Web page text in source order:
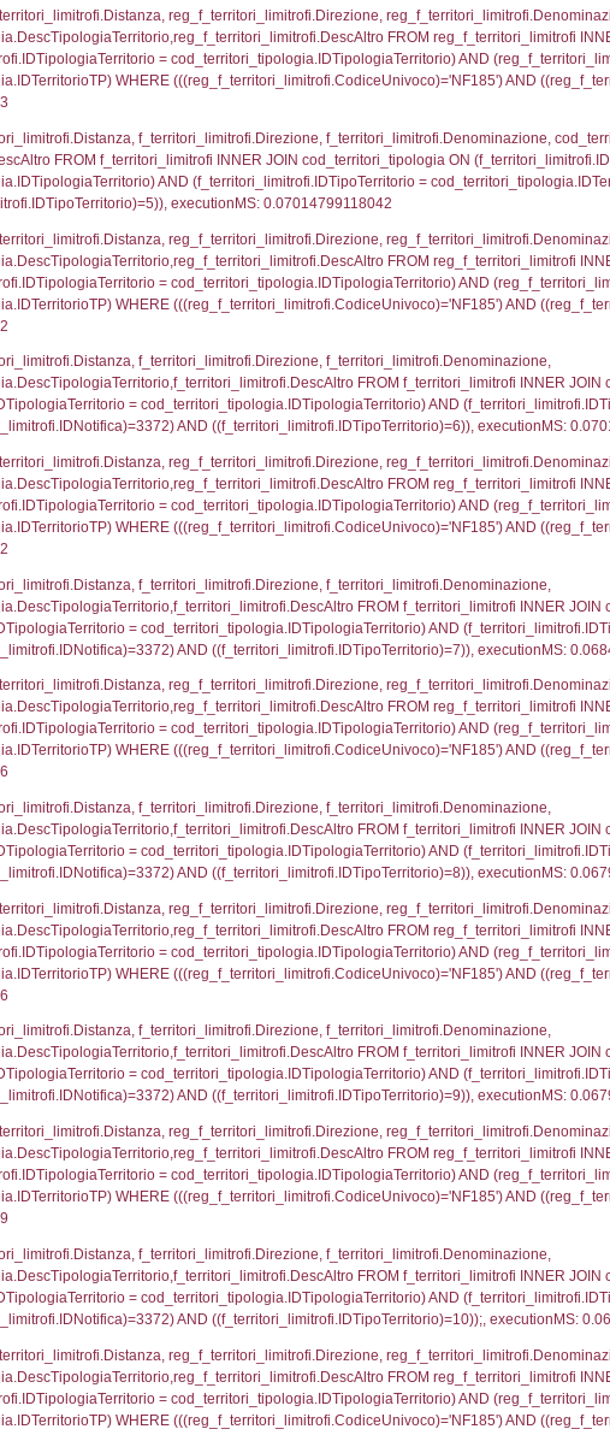
executionMS: 0.00049901008605957
sql: SELECT el_nazioni.DescIT, f_confini_stato.Distanza
f_confini_stato.IDNotifica = 3372;, executionMS:
sql: SELECT el_nazioni.DescIT,
WHERE (((reg_f_confini_stato.CodiceUnivoco)='NF185')),
sql: SELECT el_regioni.Regione, el_province.citta,
el_comuni.IstProvincia = el_province.IstProvincia) INNER
el_comuni.IstComune WHERE
sql: SELECT el_regioni.Regione, el_province.citta,
el_province ON el_comuni.IstProvincia =
= el_comuni.IstComune WHERE
sql: SELECT group_concat(f_territori_limitrofi.DescAltro
cod_territori_tipologia ON
cod_territori_tipologia.IDTerritorioTP ) WHERE (
cod_territori_tipologia.DescTipologiaTerritorio,
sql: SELECT
INNER JOIN cod_territori_tipologia ON
= cod_territori_tipologia.IDTerritorioTP) WHERE (
cod_territori_tipologia.DescTipologiaTerritorio ,
sql: SELECT f_territori_limitrofi.Distanza,
cod_territori_tipologia.DescTipologiaTerritorio FROM
cod_territori_tipologia.IDTipologiaTerritorio) AND
AND ((f_territori_limitrofi.IDTipoTerritorio)=2)), executionMS:
sql: SELECT reg_f_territori_limitrofi.Distanza,
reg_f_territori_limitrofi.DescAltro FROM
cod_territori_tipologia.IDTipologiaTerritorio) AND
(((reg_f_territori_limitrofi.CodiceUnivoco)='NF185') AND
sql: SELECT f_territori_limitrofi.Distanza,
f_territori_limitrofi.DescAltro FROM f_territori_limitrofi
cod_territori_tipologia.IDTipologiaTerritorio) AND
AND ((f_territori_limitrofi.IDTipoTerritorio)=3)),
sql: SELECT reg_f_territori_limitrofi.Distanza,
reg_f_territori_limitrofi.DescAltro FROM
cod_territori_tipologia.IDTipologiaTerritorio) AND
(((reg_f_territori_limitrofi.CodiceUnivoco)='NF185') AND
sql: SELECT f_territori_limitrofi.Distanza,